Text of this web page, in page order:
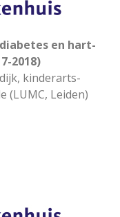
en hart-
2018)
kinderarts-
(LUMC, Leiden)